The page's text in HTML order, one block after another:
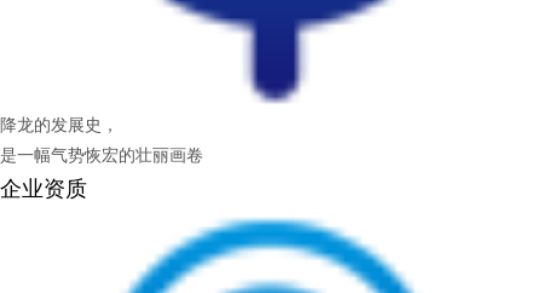
降龙的发展史，
是一幅气势恢宏的壮丽画卷
企业资质